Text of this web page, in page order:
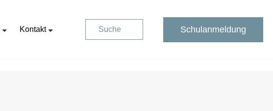
Kontakt Suche Schulanmeldung